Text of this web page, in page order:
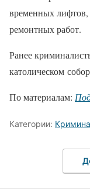
временных лифтов,
ремонтных работ.
Ранее
католическом
По материалам:
Категории: